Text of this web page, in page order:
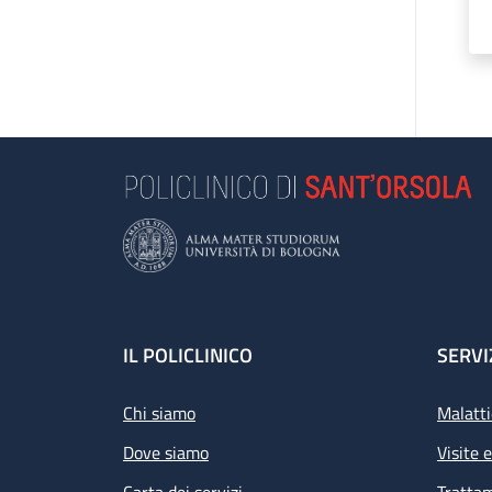
Footer
IL POLICLINICO
Chi siamo
Dove siamo
Visite